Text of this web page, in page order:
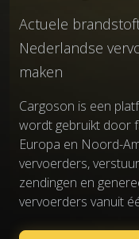
Actuele
Nederlandse
maken
Cargoson is een
wordt gebruikt door
Europa en Noord-
vervoerders,
zendingen en
vervoerders vanuit